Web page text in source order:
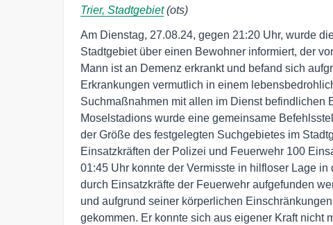
Trier, Stadtgebiet(ots)
Am Dienstag, 27.08.24, gegen 21:20 Uhr, wurde
Stadtgebiet über einen Bewohner informiert, der
Mann ist an Demenz erkrankt und befand sich
Erkrankungen vermutlich in einem
Suchmaßnahmen mit allen im Dienst befindlichen
Moselstadions wurde eine gemeinsame
der Größe des festgelegten Suchgebietes im
Einsatzkräften der Polizei und Feuerwehr 100
01:45 Uhr konnte der Vermisste in hilfloser Lage
durch Einsatzkräfte der Feuerwehr aufgefunden
und aufgrund seiner körperlichen
gekommen. Er konnte sich aus eigener Kraft nicht